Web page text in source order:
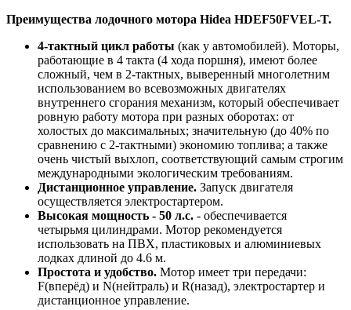
Преимущества лодочного мотора Hidea HDEF50FVEL-T.
4-тактный цикл работы (как у автомобилей). Моторы,
работающие в 4 такта (4 хода поршня), имеют более
сложный, чем в 2-тактных, выверенный многолетним
использованием во всевозможных двигателях
внутреннего сгорания механизм, который обеспечивает
ровную работу мотора при разных оборотах: от
холостых до максимальных; значительную (до 40% по
сравнению с 2-тактными) экономию топлива; а также
очень чистый выхлоп, соответствующий самым строгим
международными экологическим требованиям.
Дистанционное управление. Запуск двигателя
осуществляется электростартером.
Высокая мощность - 50 л.с. - обеспечивается
четырьмя цилиндрами. Мотор рекомендуется
использовать на ПВХ, пластиковых и алюминиевых
лодках длиной до 4.6 м.
Простота и удобство. Мотор имеет три передачи:
F(вперёд) и N(нейтраль) и R(назад), электростартер и
дистанционное управление.